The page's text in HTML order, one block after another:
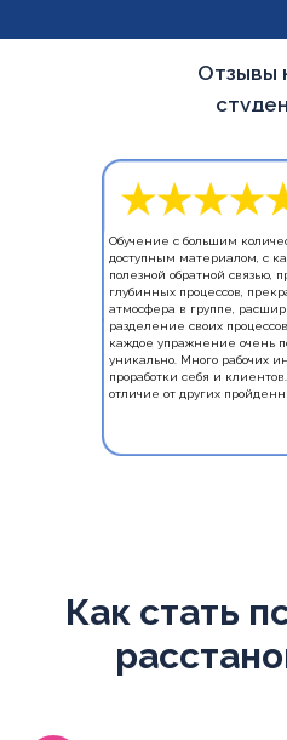
Отзывы
Обучение с большим
доступным материалом, с
полезной обратной связью,
глубинных процессов,
атмосфера в группе,
разделение своих
каждое упражнение очень
уникально. Много рабочих
проработки себя и
отличие от других
Как стать